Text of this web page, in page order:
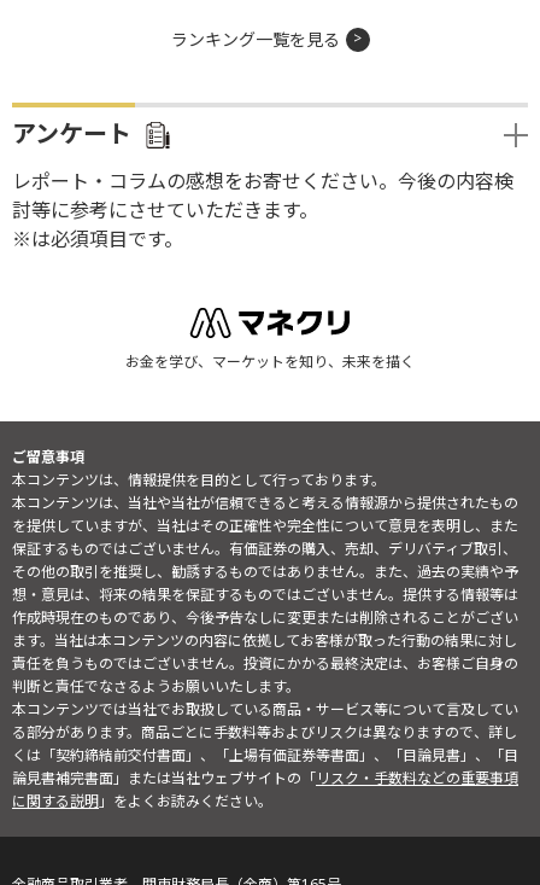
ランキング一覧を見る
アンケート
レポート・コラムの感想をお寄せください。今後の内容検
討等に参考にさせていただきます。
※は必須項目です。
お金を学び、マーケットを知り、未来を描く
ご留意事項
本コンテンツは、情報提供を目的として行っております。
本コンテンツは、当社や当社が信頼できると考える情報源から提供されたもの
を提供していますが、当社はその正確性や完全性について意見を表明し、また
保証するものではございません。有価証券の購入、売却、デリバティブ取引、
その他の取引を推奨し、勧誘するものではありません。また、過去の実績や予
想・意見は、将来の結果を保証するものではございません。提供する情報等は
作成時現在のものであり、今後予告なしに変更または削除されることがござい
ます。当社は本コンテンツの内容に依拠してお客様が取った行動の結果に対し
責任を負うものではございません。投資にかかる最終決定は、お客様ご自身の
判断と責任でなさるようお願いいたします。
本コンテンツでは当社でお取扱している商品・サービス等について言及してい
る部分があります。商品ごとに手数料等およびリスクは異なりますので、詳し
くは「契約締結前交付書面」、「上場有価証券等書面」、「目論見書」、「目
論見書補完書面」または当社ウェブサイトの「リスク・手数料などの重要事項
に関する説明」をよくお読みください。